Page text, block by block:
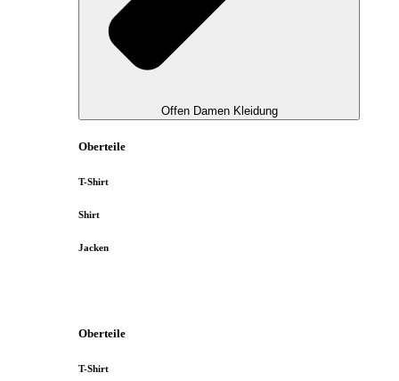
Offen Damen Kleidung
Oberteile
T-Shirt
Shirt
Jacken
Oberteile
T-Shirt